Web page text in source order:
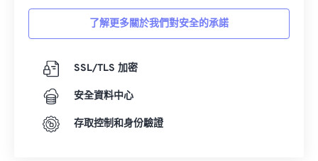
了解更多關於我們對安全的承諾
SSL/TLS 加密
安全資料中心
存取控制和身份驗證